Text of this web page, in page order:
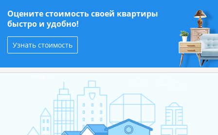
Оцените стоимость своей квартиры
быстро и удобно!
Узнать стоимость